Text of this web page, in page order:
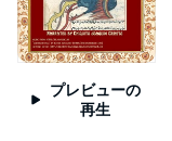
プレビューの
再生